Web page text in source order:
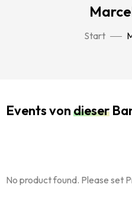
Start
Events vondieser
No product found. Please set